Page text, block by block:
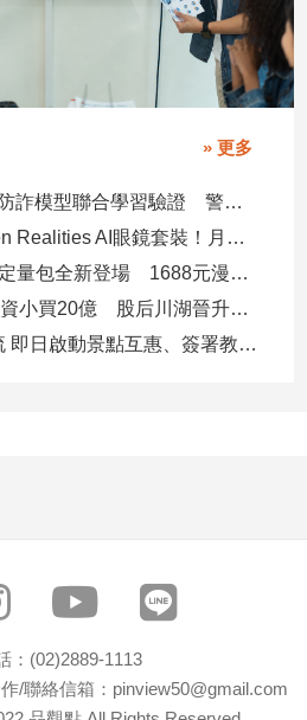
» 更多
8大銀行攜手完成AI防詐模型聯合學習驗證 警示帳戶準確度提升2倍
台灣大電信獨賣Even Realities AI眼鏡套裝！月付1399元 專案價3990
遠傳跨洲多國20GB定量包全新登場 1688元漫遊逾百國家！
台股收跌214點！外資小買20億 股后川湖晉升萬金股
高雄陸奧市深化交流 即日啟動景點互惠、簽署教育合作MOU
：(02)2889-1113
/聯絡信箱：pinview50@gmail.com